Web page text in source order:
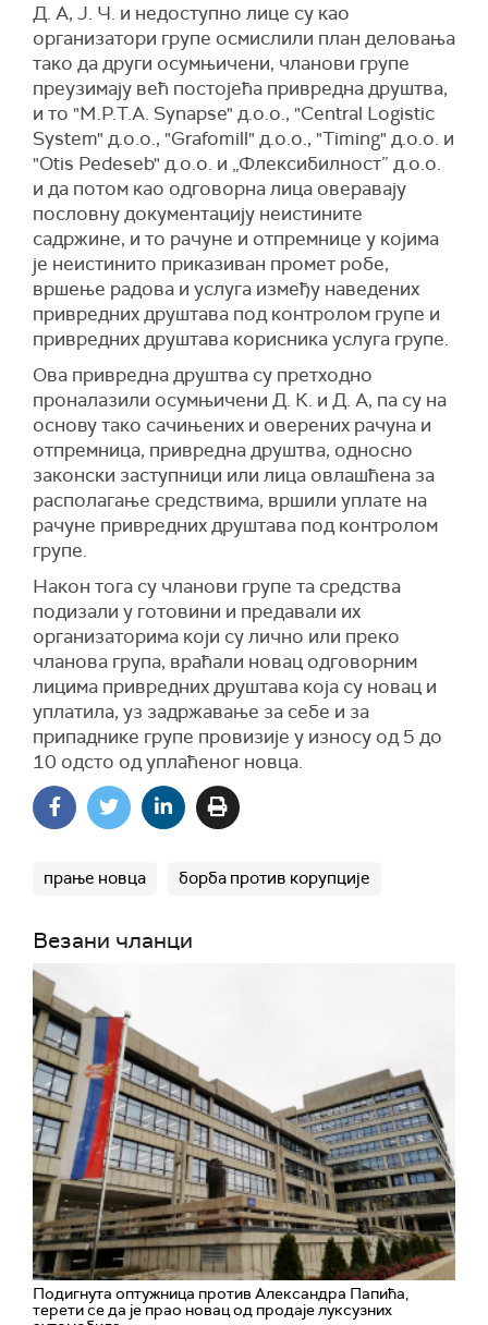
Д. А, Ј. Ч. и недоступно лице су као
организатори групе осмислили план деловања
тако да други осумњичени, чланови групе
преузимају већ постојећа привредна друштва,
и то "M.P.T.A. Synapse" д.о.о., "Central Logistic
System" д.о.о., "Grafomill" д.о.о., "Timing" д.о.о. и
"Otis Pedeseb" д.о.о. и „Флексибилност” д.о.о.
и да потом као одговорна лица оверавају
пословну документацију неистините
садржине, и то рачуне и отпремнице у којима
је неистинито приказиван промет робе,
вршење радова и услуга између наведених
привредних друштава под контролом групе и
привредних друштава корисника услуга групе.
Ова привредна друштва су претходно
проналазили осумњичени Д. К. и Д. А, па су на
основу тако сачињених и оверених рачуна и
отпремница, привредна друштва, односно
законски заступници или лица овлашћена за
располагање средствима, вршили уплате на
рачуне привредних друштава под контролом
групе.
Након тога су чланови групе та средства
подизали у готовини и предавали их
организаторима који су лично или преко
чланова група, враћали новац одговорним
лицима привредних друштава која су новац и
уплатила, уз задржавање за себе и за
припаднике групе провизије у износу од 5 до
10 одсто од уплаћеног новца.
прање новца борба против корупције
Везани чланци
Подигнута оптужница против Александра Папића,
терети се да је прао новац од продаје луксузних